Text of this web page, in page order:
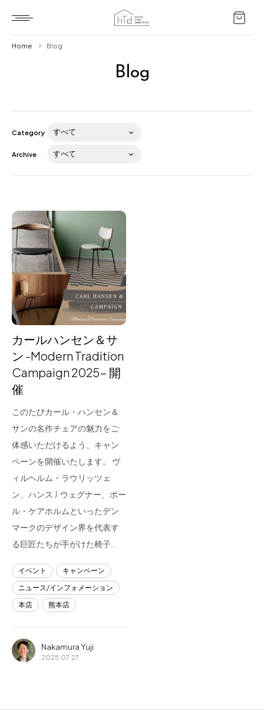
Blog
About us
for Business
Recruit
Contact
フラッグシップストア
熊本店
Arv
Blog
Home Blog
Category
Archive
カールハンセン＆サ
ン -Modern Tradition
Campaign 2025- 開
催
このたびカール・ハンセン＆
サンの名作チェアの魅力をご
体感いただけるよう、キャン
ペーンを開催いたします。 ヴ
ィルヘルム・ラウリッツェ
ン、ハンス J. ウェグナー、ポー
ル・ケアホルムといったデン
マークのデザイン界を代表す
る巨匠たちが手がけた椅子…
イベント
キャンペーン
ニュース/インフォメーション
本店
熊本店
Nakamura Yuji
2025.07.27